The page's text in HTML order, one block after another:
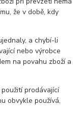
že v době, kdy
a chybí-li
nebo výrobce
na povahu zboží a
prodávající
obvykle používá,